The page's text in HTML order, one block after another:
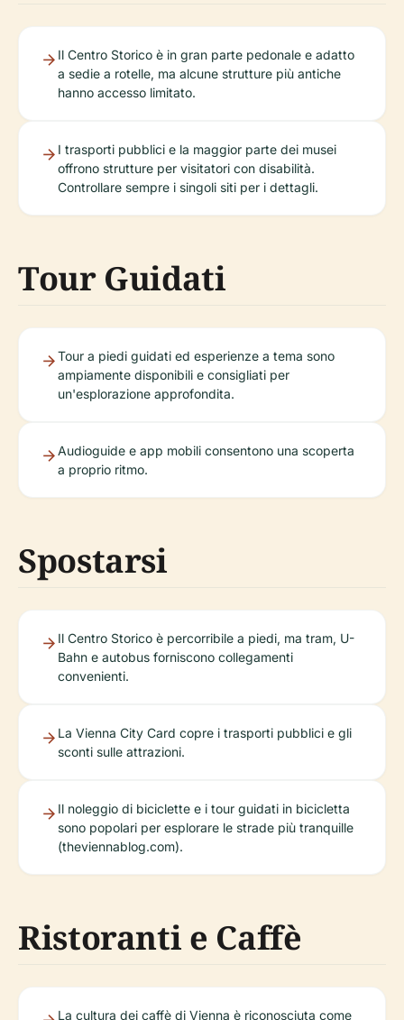
Il Centro Storico è in gran parte pedonale e adatto
a sedie a rotelle, ma alcune strutture più antiche
hanno accesso limitato.
I trasporti pubblici e la maggior parte dei musei
offrono strutture per visitatori con disabilità.
Controllare sempre i singoli siti per i dettagli.
Tour Guidati
Tour a piedi guidati ed esperienze a tema sono
ampiamente disponibili e consigliati per
un'esplorazione approfondita.
Audioguide e app mobili consentono una scoperta
a proprio ritmo.
Spostarsi
Il Centro Storico è percorribile a piedi, ma tram, U-
Bahn e autobus forniscono collegamenti
convenienti.
La Vienna City Card copre i trasporti pubblici e gli
sconti sulle attrazioni.
Il noleggio di biciclette e i tour guidati in bicicletta
sono popolari per esplorare le strade più tranquille
(theviennablog.com).
Ristoranti e Caffè
La cultura dei caffè di Vienna è riconosciuta come